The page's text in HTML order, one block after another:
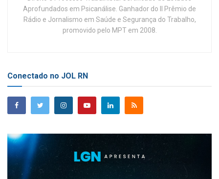
Aprofundados em Psicanálise. Ganhador do II Prêmio de
Rádio e Jornalismo em Saúde e Segurança do Trabalho,
promovido pelo MPT em 2008.
Conectado no JOL RN